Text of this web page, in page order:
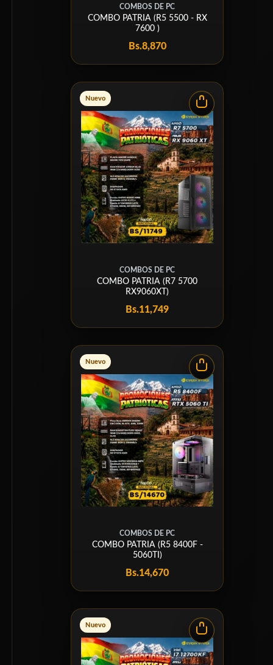
COMBOS DE PC
COMBO PATRIA (R5 5500 - RX
7600 )
Bs.8,870
Nuevo
COMBOS DE PC
COMBO PATRIA (R7 5700
RX9060XT)
Bs.11,749
Nuevo
COMBOS DE PC
COMBO PATRIA (R5 8400F -
5060TI)
Bs.14,670
Nuevo